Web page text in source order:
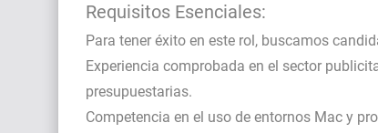
Requisitos Esenciales:
Para tener éxito en este rol, buscamos
Experiencia comprobada en el sector
presupuestarias.
Competencia en el uso de entornos Mac y